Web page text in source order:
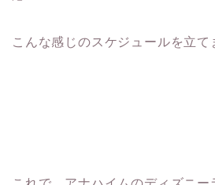
こんな感じのスケジュールを立